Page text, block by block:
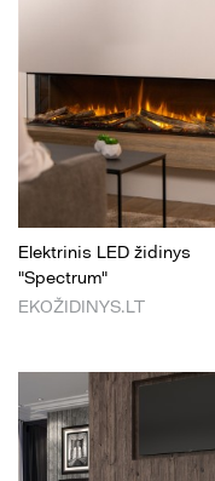
Elektrinis LED židinys
"Spectrum"
EKOŽIDINYS.LT